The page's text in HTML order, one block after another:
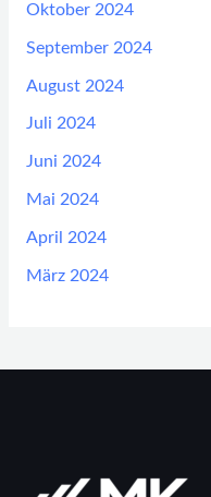
Oktober 2024
September 2024
August 2024
Juli 2024
Juni 2024
Mai 2024
April 2024
März 2024